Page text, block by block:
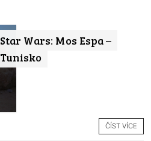
Star Wars: Mos Espa –
Tunisko
ČÍST VÍCE